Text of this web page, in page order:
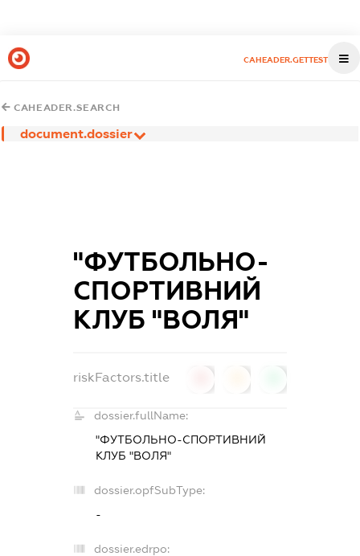
CAHEADER.GETTEST
CAHEADER.SEARCH
document.dossier
"ФУТБОЛЬНО-
СПОРТИВНИЙ
КЛУБ "ВОЛЯ"
riskFactors.title
dossier.fullName:
"ФУТБОЛЬНО-СПОРТИВНИЙ
КЛУБ "ВОЛЯ"
dossier.opfSubType:
-
dossier.edrpo: